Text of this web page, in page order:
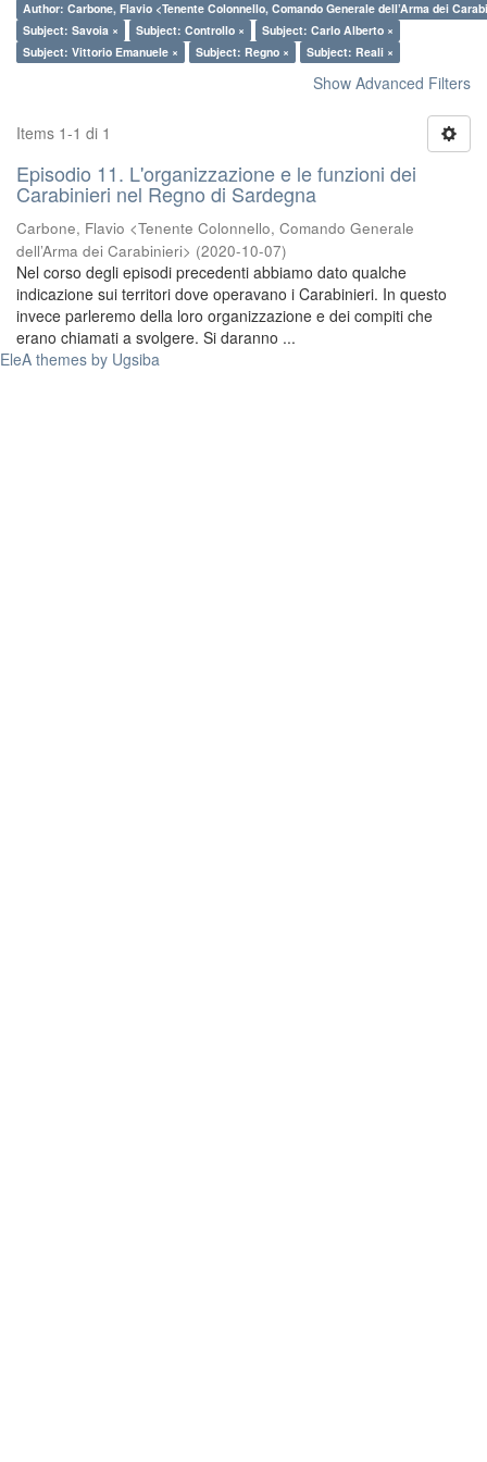
Author: Carbone, Flavio <Tenente Colonnello, Comando Generale dell’Arma dei
Subject: Savoia ×
Subject: Controllo ×
Subject: Carlo Alberto ×
Subject: Vittorio Emanuele ×
Subject: Regno × Subject: Reali ×
Show Advanced Filters
Items 1-1 di 1
Episodio 11. L'organizzazione e le funzioni dei
Carabinieri nel Regno di Sardegna
Carbone, Flavio <Tenente Colonnello, Comando Generale
dell’Arma dei Carabinieri> (2020-10-07)
Nel corso degli episodi precedenti abbiamo dato qualche
indicazione sui territori dove operavano i Carabinieri. In questo
invece parleremo della loro organizzazione e dei compiti che
erano chiamati a svolgere. Si daranno ...
EleA themes by Ugsiba